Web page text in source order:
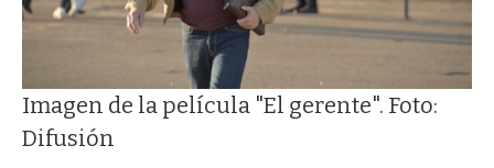
Imagen de la película "El gerente". Foto:
Difusión